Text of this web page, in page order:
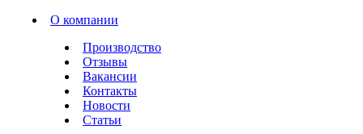
О компании
Производство
Отзывы
Вакансии
Контакты
Новости
Статьи